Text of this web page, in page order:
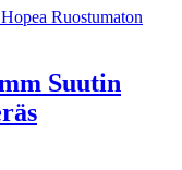
Suutin